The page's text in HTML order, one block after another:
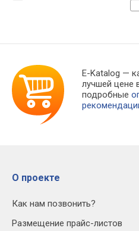
E-Katalog —
лучшей цене
подробные
О проекте
Как нам позвонить?
Размещение прайс-листов